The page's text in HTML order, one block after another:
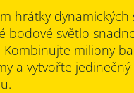
hrátky
bodové světlo
miliony
a vytvořte